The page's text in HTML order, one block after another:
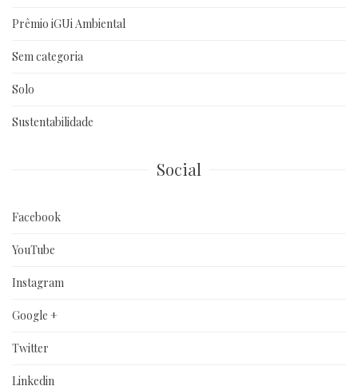
Prêmio iGUi Ambiental
Sem categoria
Solo
Sustentabilidade
Social
Facebook
YouTube
Instagram
Google +
Twitter
Linkedin